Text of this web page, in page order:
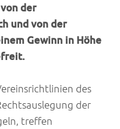
der
und von der
Gewinn in Höhe
des
der
treffen